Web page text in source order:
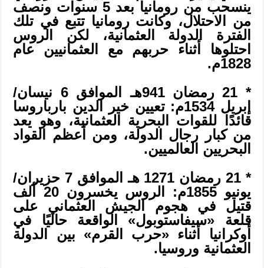
ينسحب من رومانيا بعد 5 سنوات ونصف
من الاحتلال، وكانت رومانيا تتبع في تلك
الفترة الدولة العثمانية، لكن الروس
احتلوها أثناء حربهم مع العثمانيين عام
1828م.
* 21 رمضان 941هـ الموافق 6 نيسان/
إبريل 1534م: تعيين خير الدين بارباروسا
قائدًا للقوات البحرية العثمانية، وهو يعد
من كبار رجال الدولة، ومن أعظم القواد
البحريين العالميين.
* 21 رمضان 1271 هـ الموافق 7 حزيران/
يونيو 1855م: الروس يخسرون 20 ألف
قتيل في هجوم الجيش العثماني على
قلعة «سيفاستوبول» الواقعة حاليًا في
أوكرانيا أثناء «حرب القرم» بين الدولة
العثمانية وروسيا.